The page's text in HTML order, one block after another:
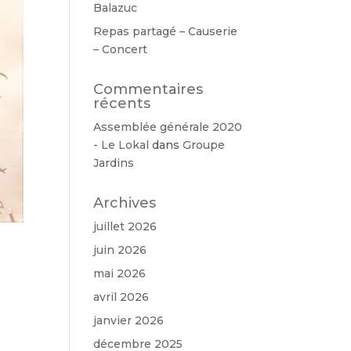
Balazuc
Repas partagé – Causerie
– Concert
Commentaires
récents
Assemblée générale 2020
- Le Lokal dansGroupe
Jardins
Archives
juillet 2026
juin 2026
mai 2026
avril 2026
janvier 2026
décembre 2025